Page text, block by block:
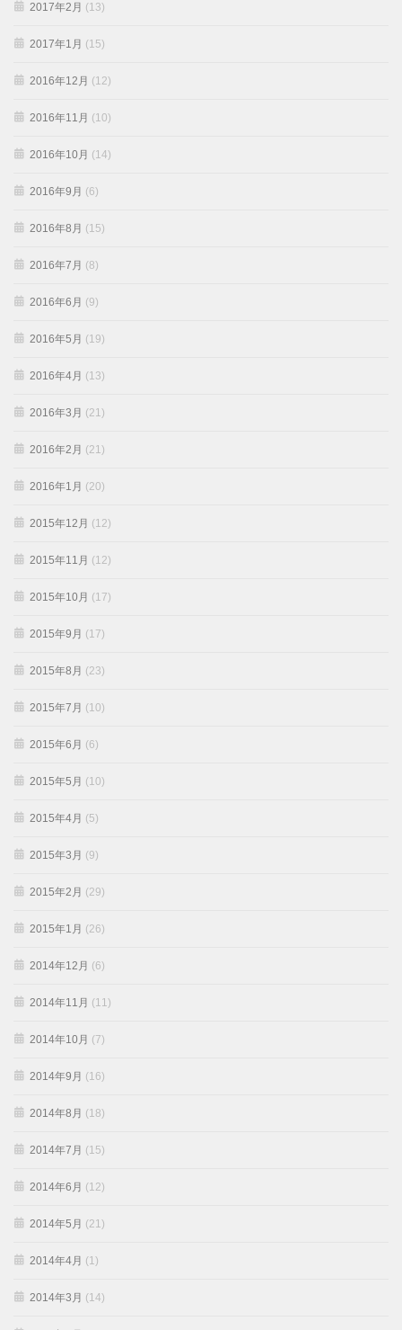
2017年2月 (13)
2017年1月 (15)
2016年12月 (12)
2016年11月 (10)
2016年10月 (14)
2016年9月 (6)
2016年8月 (15)
2016年7月 (8)
2016年6月 (9)
2016年5月 (19)
2016年4月 (13)
2016年3月 (21)
2016年2月 (21)
2016年1月 (20)
2015年12月 (12)
2015年11月 (12)
2015年10月 (17)
2015年9月 (17)
2015年8月 (23)
2015年7月 (10)
2015年6月 (6)
2015年5月 (10)
2015年4月 (5)
2015年3月 (9)
2015年2月 (29)
2015年1月 (26)
2014年12月 (6)
2014年11月 (11)
2014年10月 (7)
2014年9月 (16)
2014年8月 (18)
2014年7月 (15)
2014年6月 (12)
2014年5月 (21)
2014年4月 (1)
2014年3月 (14)